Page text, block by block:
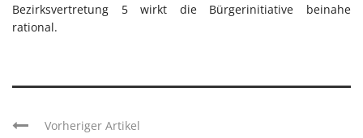
Bezirksvertretung 5 wirkt die Bürgerinitiative beinahe
rational.
Vorheriger Artikel